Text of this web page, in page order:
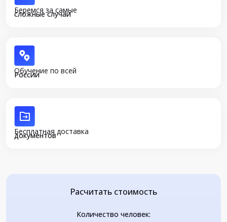
Беремся за самые
сложные случаи
Обучение по всей
России
Бесплатная доставка
документов
Расчитать стоимость
Количество человек: